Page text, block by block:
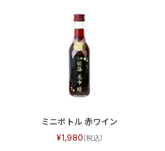
ミニボトル 赤ワイン
1,980